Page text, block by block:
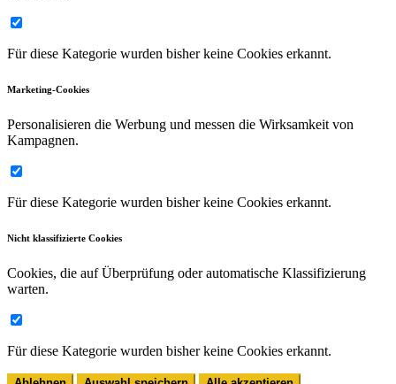
Für diese Kategorie wurden bisher keine Cookies erkannt.
Marketing-Cookies
Personalisieren die Werbung und messen die Wirksamkeit von
Kampagnen.
Für diese Kategorie wurden bisher keine Cookies erkannt.
Nicht klassifizierte Cookies
Cookies, die auf Überprüfung oder automatische Klassifizierung
warten.
Für diese Kategorie wurden bisher keine Cookies erkannt.